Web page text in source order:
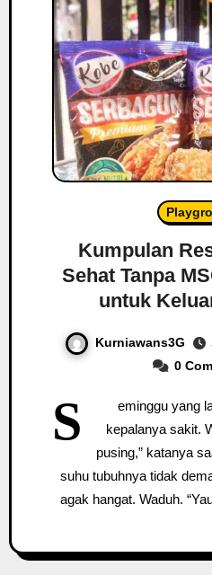
Kumpulan
Sehat Tanpa
untuk
Kurniawans3G
0
S
eminggu yang
kepalanya sakit.
pusing,” katanya
suhu tubuhnya tidak
agak hangat. Waduh.